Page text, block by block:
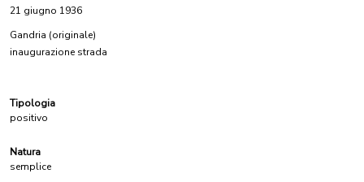
21 giugno 1936
Gandria (originale)
inaugurazione strada
Tipologia
positivo
Natura
semplice